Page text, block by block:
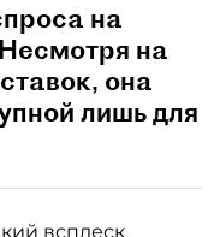
на
на
она
лишь для
всплеск